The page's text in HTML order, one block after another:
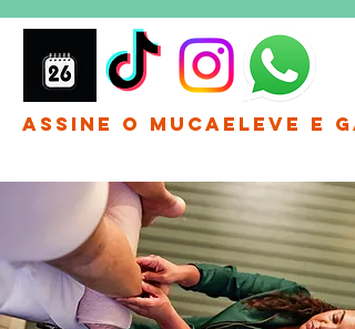
Assine o MucaEleve e